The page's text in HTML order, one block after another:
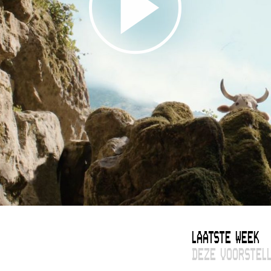
LAATSTE WEEK
DEZE